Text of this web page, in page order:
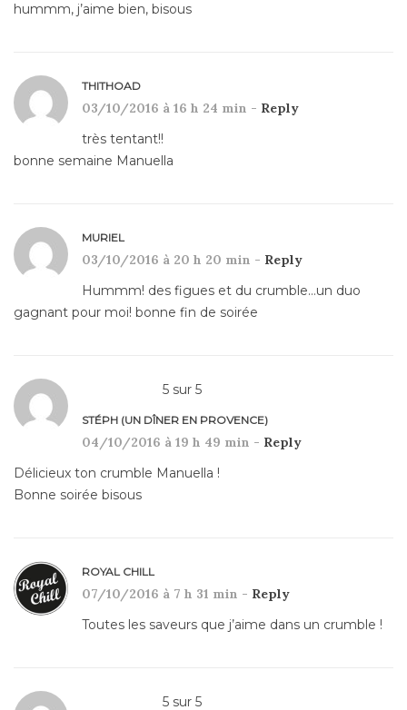
hummm, j’aime bien, bisous
THITHOAD
03/10/2016 à 16 h 24 min - Reply
très tentant!!
bonne semaine Manuella
MURIEL
03/10/2016 à 20 h 20 min - Reply
Hummm! des figues et du crumble…un duo
gagnant pour moi! bonne fin de soirée
5 sur 5
STÉPH (UN DÎNER EN PROVENCE)
04/10/2016 à 19 h 49 min - Reply
Délicieux ton crumble Manuella !
Bonne soirée bisous
ROYAL CHILL
07/10/2016 à 7 h 31 min - Reply
Toutes les saveurs que j’aime dans un crumble !
5 sur 5